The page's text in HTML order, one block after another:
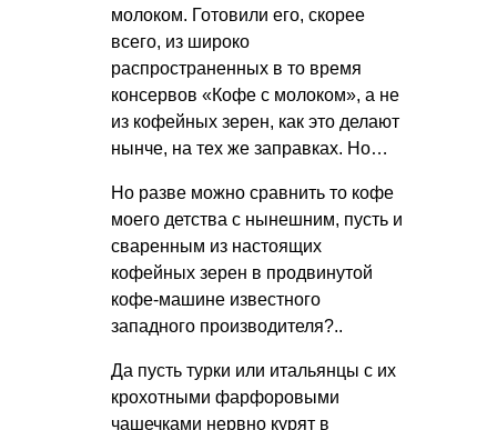
молоком. Готовили его, скорее
всего, из широко
распространенных в то время
консервов «Кофе с молоком», а не
из кофейных зерен, как это делают
нынче, на тех же заправках. Но…
Но разве можно сравнить то кофе
моего детства с нынешним, пусть и
сваренным из настоящих
кофейных зерен в продвинутой
кофе-машине известного
западного производителя?..
Да пусть турки или итальянцы с их
крохотными фарфоровыми
чашечками нервно курят в